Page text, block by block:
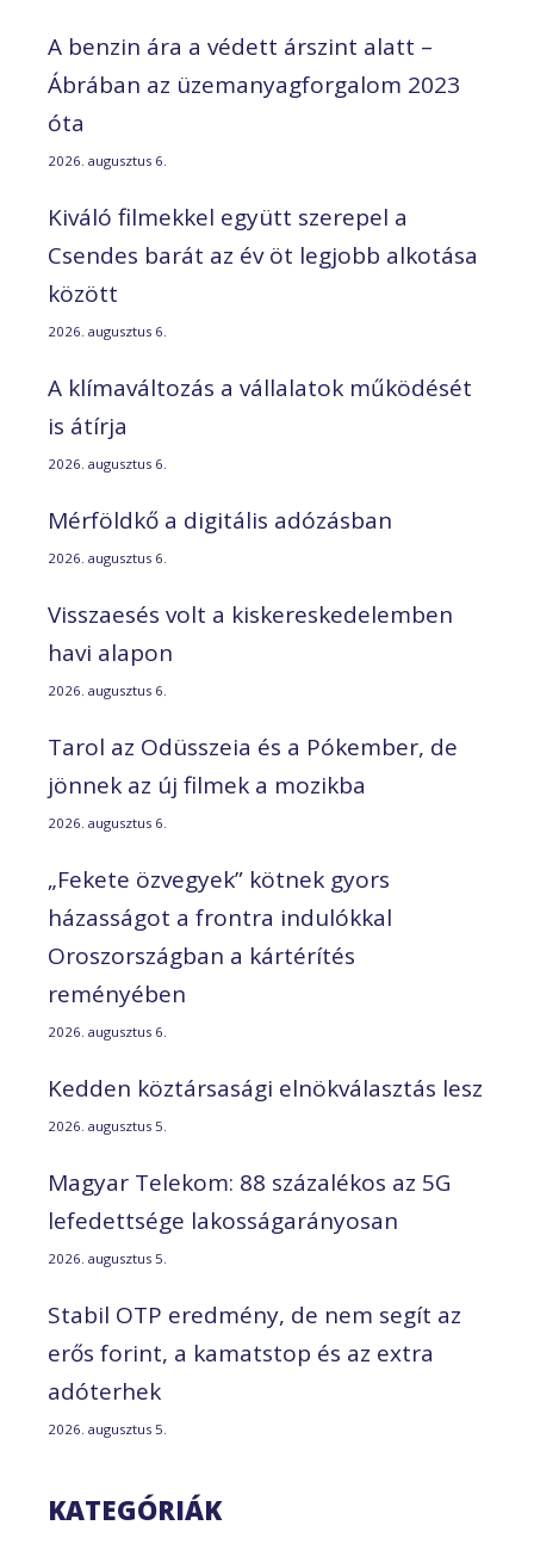
A benzin ára a védett árszint alatt –
Ábrában az üzemanyagforgalom 2023
óta
2026. augusztus 6.
Kiváló filmekkel együtt szerepel a
Csendes barát az év öt legjobb alkotása
között
2026. augusztus 6.
A klímaváltozás a vállalatok működését
is átírja
2026. augusztus 6.
Mérföldkő a digitális adózásban
2026. augusztus 6.
Visszaesés volt a kiskereskedelemben
havi alapon
2026. augusztus 6.
Tarol az Odüsszeia és a Pókember, de
jönnek az új filmek a mozikba
2026. augusztus 6.
„Fekete özvegyek” kötnek gyors
házasságot a frontra indulókkal
Oroszországban a kártérítés
reményében
2026. augusztus 6.
Kedden köztársasági elnökválasztás lesz
2026. augusztus 5.
Magyar Telekom: 88 százalékos az 5G
lefedettsége lakosságarányosan
2026. augusztus 5.
Stabil OTP eredmény, de nem segít az
erős forint, a kamatstop és az extra
adóterhek
2026. augusztus 5.
KATEGÓRIÁK